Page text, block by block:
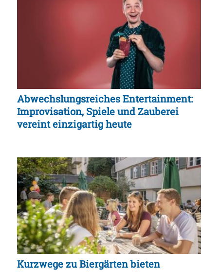
Abwechslungsreiches Entertainment:
Improvisation, Spiele und Zauberei
vereint einzigartig heute
Kurzwege zu Biergärten bieten